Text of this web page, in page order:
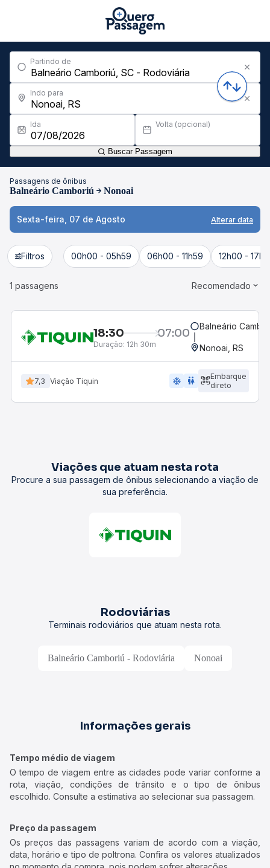
Partindo de
Indo para
Ida Volta (opcional)
Buscar Passagem
Passagens de ônibus
Balneário Camboriú Nonoai
Sexta-feira, 07 de Agosto Alterar data
Filtros 00h00 - 05h59 06h00 - 11h59 12h00 -
1 passagens Recomendado
18:30 07:00
Duração: 12h 30m
Balneário
Nonoai, RS
7,3 Viação Tiquin ac_unit wc
Embarque
direto
Viações que atuam nesta rota
Procure a sua passagem de ônibus selecionando a viação de
sua preferência.
Rodoviárias
Terminais rodoviários que atuam nesta rota.
Balneário Camboriú - Rodoviária Nonoai
Informações gerais
Tempo médio de viagem
O tempo de viagem entre as cidades pode variar conforme a
rota, viação, condições de trânsito e o tipo de ônibus
escolhido. Consulte a estimativa ao selecionar sua passagem.
Preço da passagem
Os preços das passagens variam de acordo com a viação,
data, horário e tipo de poltrona. Confira os valores atualizados